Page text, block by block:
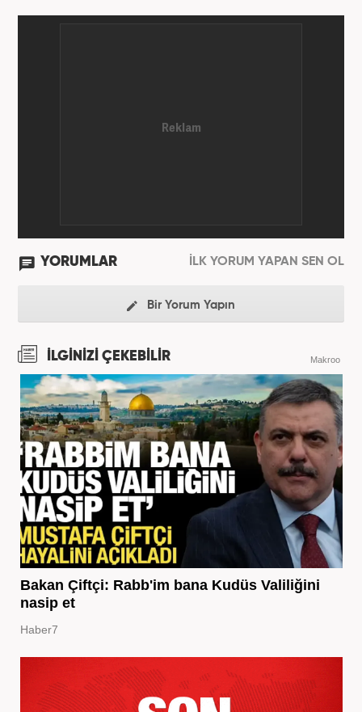
grafik ve video hazırladım. Kariyerime Haber7'de
YORUMLAR İLK YORUM YAPAN SEN OL
Bir Yorum Yapın
İLGİNİZİ ÇEKEBİLİR Makroo
Bakan Çiftçi: Rabb'im bana Kudüs Valiliğini
nasip et
Haber7